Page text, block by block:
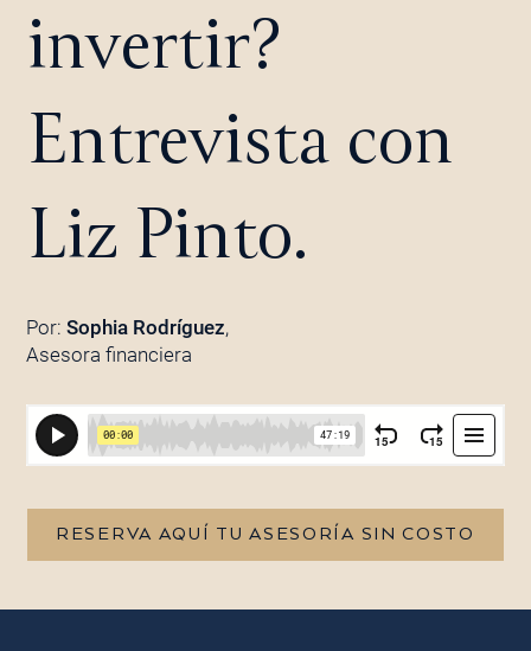
invertir?
Entrevista con
Liz Pinto.
Por: Sophia Rodríguez,
Asesora financiera
RESERVA AQUÍ TU ASESORÍA SIN COSTO